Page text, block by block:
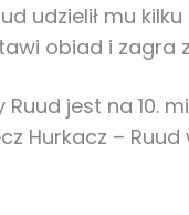
udzielił mu
obiad i zagra
jest na 10.
Hurkacz – Ruud